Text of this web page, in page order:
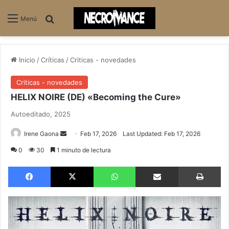
Menú
Inicio /Críticas /Criticas - novedades
Criticas - novedades
HELIX NOIRE (DE) «Becoming the Cure»
Autoeditado, 2025
Irene Gaona
Send Feb 17, 2026 Last Updated: Feb 17, 2026
0 30 1 minuto de lectura
Facebook X WhatsApp Compartir via email